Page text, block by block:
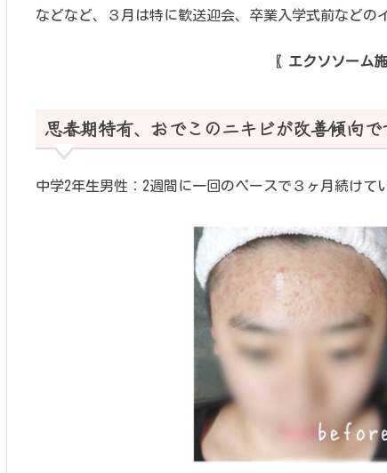
などなど、３月は特に歓送迎会、卒業入学式前など
〖エクソソーム
思春期特有、おでこのニキビが改善傾向
中学2年生男性：2週間に一回のペースで３ヶ月続けて